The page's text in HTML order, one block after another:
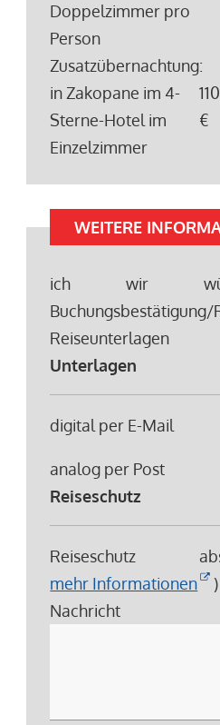
Doppelzimmer pro
Person
Zusatzübernachtung
in Zakopane im 4-
Sterne-Hotel im
Einzelzimmer
:
€
WEITERE
ich wir
Reiseunterlagen
Unterlagen
digital per E-Mail
analog per Post
Reiseschutz
Reiseschutz
mehr Informationen
)
Nachricht